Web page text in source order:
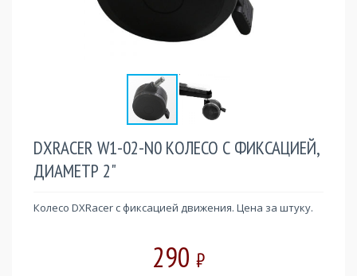
DXRACER W1-02-N0 КОЛЕСО С ФИКСАЦИЕЙ,
ДИАМЕТР 2"
Колесо DXRacer с фиксацией движения. Цена за штуку.
290 ₽